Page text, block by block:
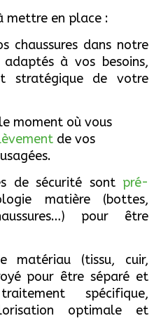
mettre en place :
chaussures dans notre
à vos besoins,
stratégique de votre
le moment où vous
de vos
de sécurité sont pré-
matière (bottes,
pour être
matériau (tissu, cuir,
pour être séparé et
spécifique,
optimale et